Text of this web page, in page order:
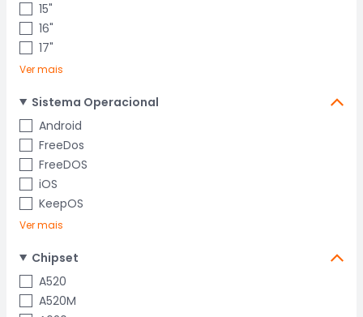
15"
16"
17"
Ver mais
Sistema Operacional
Android
FreeDos
FreeDOS
iOS
KeepOS
Ver mais
Chipset
A520
A520M